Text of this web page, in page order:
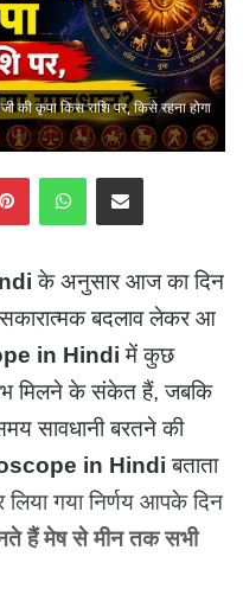
कृपा किस राशि पर, किसे रहना होगा
के अनुसार आज का दिन
बदलाव लेकर आ
in Hindi में कुछ
मिलने के संकेत हैं, जबकि
सावधानी बरतने की
in Hindi बताता
गया निर्णय आपके दिन
हैं मेष से मीन तक सभी